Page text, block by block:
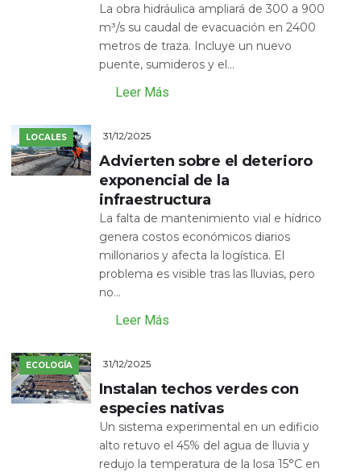
La obra hidráulica ampliará de 300 a 900
m³/s su caudal de evacuación en 2400
metros de traza. Incluye un nuevo
puente, sumideros y el...
Leer Más
LOCALES 31/12/2025
Advierten sobre el deterioro
exponencial de la
infraestructura
La falta de mantenimiento vial e hídrico
genera costos económicos diarios
millonarios y afecta la logística. El
problema es visible tras las lluvias, pero
no...
Leer Más
ECOLOGÍA 31/12/2025
Instalan techos verdes con
especies nativas
Un sistema experimental en un edificio
alto retuvo el 45% del agua de lluvia y
redujo la temperatura de la losa 15°C en